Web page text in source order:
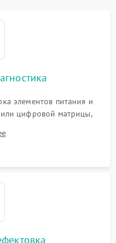
элементов питания и
цифровой матрицы,
и механизма выверки
дефектов оптики и